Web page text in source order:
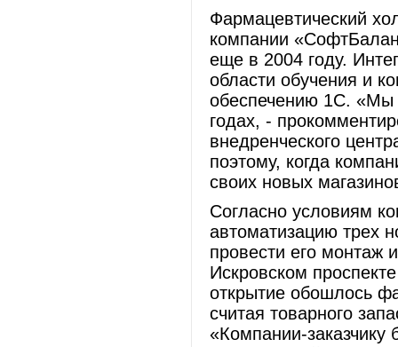
Фармацевтический
компании
еще в 2004 году.
области обучения и
обеспечению 1С. «Мы
годах, -
внедренческого
поэтому, когда
своих новых
Согласно условиям
автоматизацию трех
провести его монтаж
Искровском
открытие обошлось
считая товарного
«Компании-